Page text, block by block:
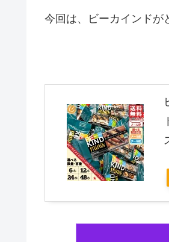
今回は、ビーカインドが